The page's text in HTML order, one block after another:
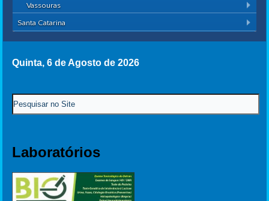
Vassouras
Santa Catarina
Quinta, 6 de Agosto de 2026
Laboratórios